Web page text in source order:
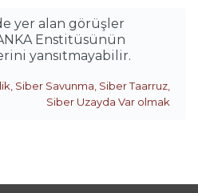
yer alan görüşler
Enstitüsünün
yansıtmayabilir.
Siber Savunma Siber Taarruz
Siber Uzayda Var olmak